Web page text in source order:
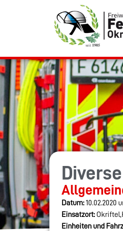
Datum:10.02.2020
Einsatzort:
Einheiten und